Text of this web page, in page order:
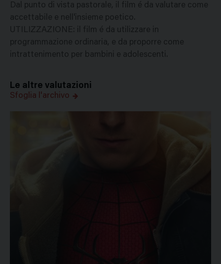
Dal punto di vista pastorale, il film é da valutare come
accettabile e nell'insieme poetico.
UTILIZZAZIONE: il film é da utilizzare in
programmazione ordinaria, e da proporre come
intrattenimento per bambini e adolescenti.
Le altre valutazioni
Sfoglia l'archivo